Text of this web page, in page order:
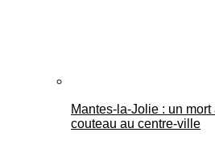
Mantes-la-Jolie : un
couteau au centre-ville